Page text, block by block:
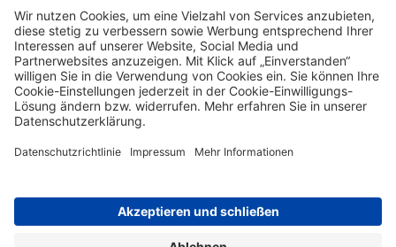
Impressum Datenschutz Barrierefreiheit